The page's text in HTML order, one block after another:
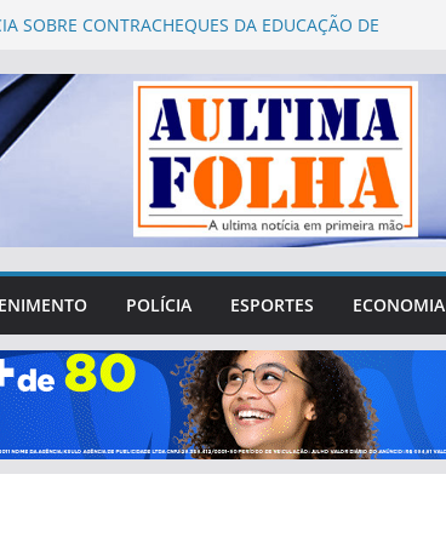
SOBRE CONTRACHEQUES DA EDUCAÇÃO DE
Águas Lindas abre 752 vagas para
presencial de mesários
Municipal de Educação de Águas Lindas
sobre gastos, transparência e
da sociedade
Águas Lindas tenta sair da crise e recuperar
na cidade
reúne lideranças de Águas Lindas e destaca
4 milhões destinados ao município
POLÍCIA ESPORTES ECONOMIA